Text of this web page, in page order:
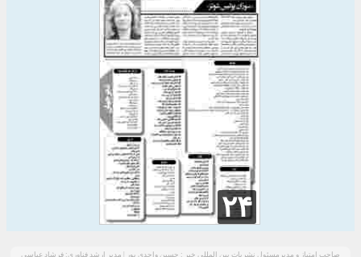
۲۴
صاحب امتیاز و مدیرمسئول نشریات بین المللی خبر : حسین واحدی پور | مدیر ارشد فناوری: فرشاد عباسی